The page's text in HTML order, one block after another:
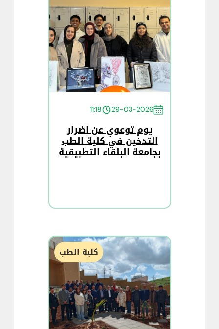
29-03-2026
11:18
يوم توعوي عن اضرار
التدخين في كلية الطب
بجامعة البلقاء التطبيقية
كلية الطب